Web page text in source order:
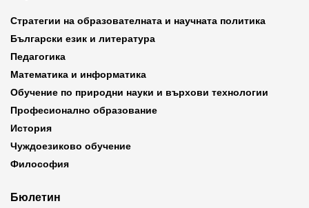
Стратегии на образователната и научната политика
Български език и литература
Педагогика
Математика и информатика
Обучение по природни науки и върхови технологии
Професионално образование
История
Чуждоезиково обучение
Философия
Бюлетин